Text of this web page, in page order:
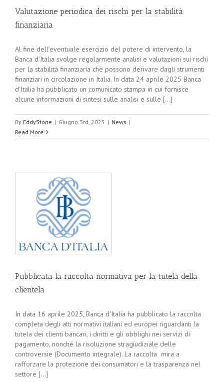
Valutazione periodica dei rischi per la stabilità
finanziaria
Al fine dell’eventuale esercizio del potere di intervento, la
Banca d’Italia svolge regolarmente analisi e valutazioni sui rischi
per la stabilità finanziaria che possono derivare dagli strumenti
finanziari in circolazione in Italia. In data 24 aprile 2025 Banca
d’Italia ha pubblicato un comunicato stampa in cui fornisce
alcune informazioni di sintesi sulle analisi e sulle [...]
By EddyStone | Giugno 3rd, 2025 | News |
Read More
Pubblicata la raccolta normativa per la tutela della
clientela
In data 16 aprile 2025, Banca d'Italia ha pubblicato la raccolta
completa degli atti normativi italiani ed europei riguardanti la
tutela dei clienti bancari, i diritti e gli obblighi nei servizi di
pagamento, nonché la risoluzione stragiudiziale delle
controversie (Documento integrale). La raccolta mira a
rafforzare la protezione dei consumatori e la trasparenza nel
settore [...]